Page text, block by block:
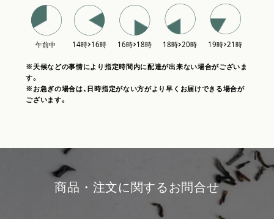
※天候などの事情により指定時間内に配達が出来ない場合がございま
す。
※お急ぎの場合は、日時指定がない方がより早くお届けできる場合が
ございます。
商品・注文に関するお問合せ